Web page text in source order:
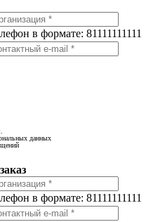
в формате: 81111111111
данных
в формате: 81111111111